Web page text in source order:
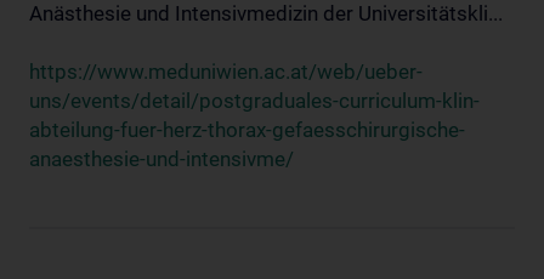
Anästhesie und Intensivmedizin der Universitätskli...
https://www.meduniwien.ac.at/web/ueber-
uns/events/detail/postgraduales-curriculum-klin-
abteilung-fuer-herz-thorax-gefaesschirurgische-
anaesthesie-und-intensivme/